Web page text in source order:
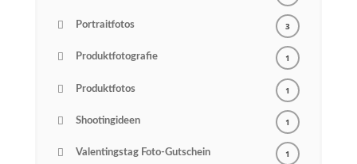
Portraitfotos 3
Produktfotografie 1
Produktfotos 1
Shootingideen 1
Valentingstag Foto-Gutschein 1